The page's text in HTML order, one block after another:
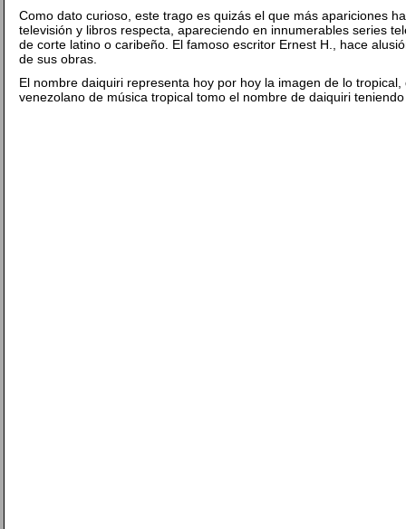
Como dato curioso, este trago es quizás el que más apariciones
televisión y libros respecta, apareciendo en innumerables series
de corte latino o caribeño. El famoso escritor Ernest H., hace
de sus obras.
El nombre daiquiri representa hoy por hoy la imagen de lo
venezolano de música tropical tomo el nombre de daiquiri